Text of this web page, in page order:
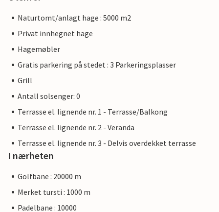
Naturtomt/anlagt hage : 5000 m2
Privat innhegnet hage
Hagemøbler
Gratis parkering på stedet : 3 Parkeringsplasser
Grill
Antall solsenger: 0
Terrasse el. lignende nr. 1 - Terrasse/Balkong
Terrasse el. lignende nr. 2 - Veranda
Terrasse el. lignende nr. 3 - Delvis overdekket terrasse
I nærheten
Golfbane : 20000 m
Merket tursti : 1000 m
Padelbane : 10000